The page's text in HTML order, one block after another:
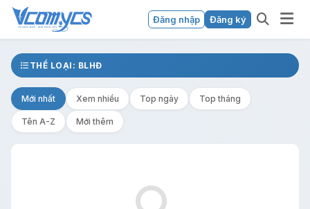
Đăng nhập Đăng ký
THỂ LOẠI: BLHĐ
Mới nhất Xem nhiều Top ngày Top tháng
Tên A-Z Mới thêm